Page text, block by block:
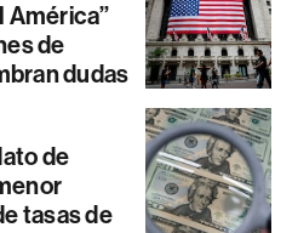
América”
de
dudas
de
tasas de